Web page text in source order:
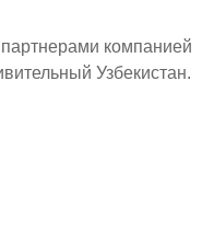
компанией
Узбекистан.